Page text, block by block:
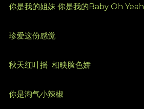
你是我的姐妹 你是我的Baby Oh Yeah
珍爱这份感觉
秋天红叶摇 相映脸色娇
你是淘气小辣椒